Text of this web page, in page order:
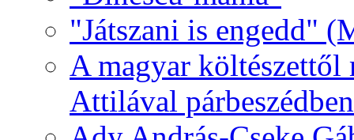
"Játszani is engedd"
A magyar
Attilával párbeszédben